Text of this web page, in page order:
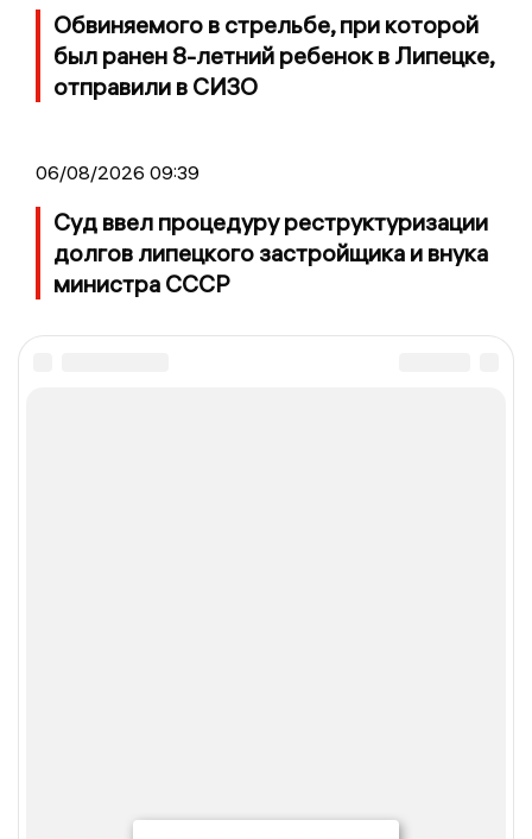
Обвиняемого в стрельбе, при которой
был ранен 8-летний ребенок в Липецке,
отправили в СИЗО
06/08/2026 09:39
Суд ввел процедуру реструктуризации
долгов липецкого застройщика и внука
министра СССР